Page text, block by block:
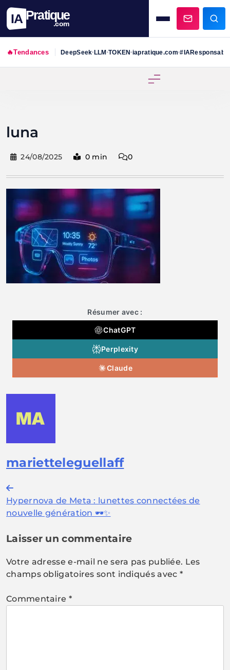
IA Pratique
.com
🔥Tendances DeepSeek•LLM•TOKEN•iapratique.com•#IAResponsable
luna
24/08/2025 0 min 0
Résumer avec :
ChatGPT
Perplexity
Claude
marietteleguellaff
Navigation
de
Hypernova de Meta : lunettes connectées de
nouvelle génération 🕶️✨
Laisser un commentaire
Votre adresse e-mail ne sera pas publiée. Les
champs obligatoires sont indiqués avec *
Commentaire *